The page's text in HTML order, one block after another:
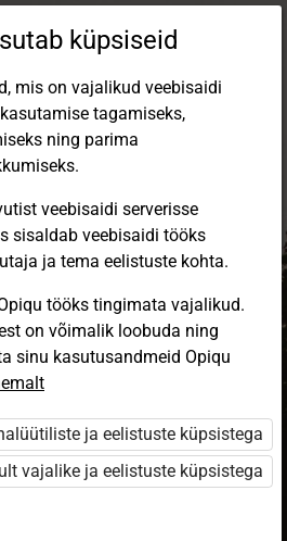
Opiqusse
end tuvastada
Stuudium
HarID
küpsiseid
mis on vajalikud veebisaidi
tagamiseks,
ning parima
veebisaidi serverisse
sisaldab veebisaidi tööks
ja tema eelistuste kohta.
tööks tingimata vajalikud.
on võimalik loobuda ning
sinu kasutusandmeid Opiqu
ja eelistuste küpsistega
vajalike ja eelistuste küpsistega